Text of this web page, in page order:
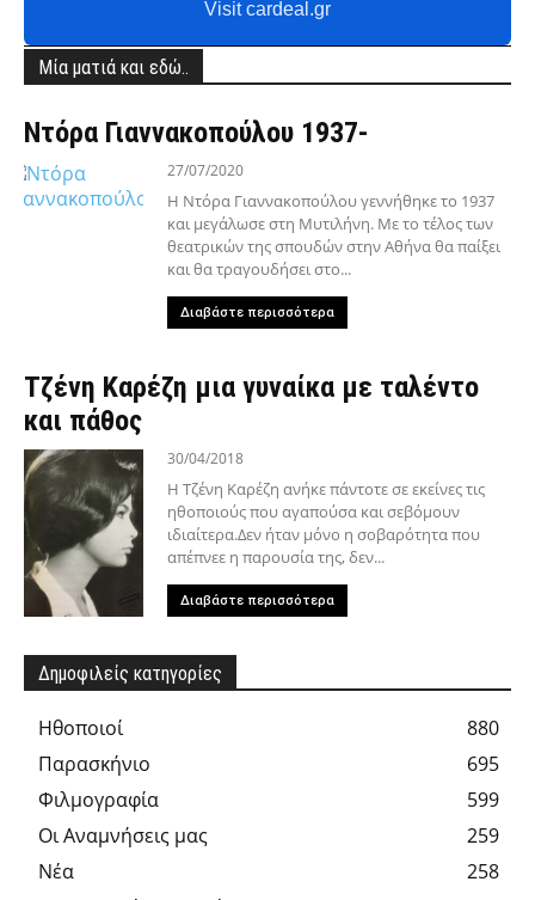
Visit cardeal.gr
Μία ματιά και εδώ..
Nτόρα Γιαννακοπούλου 1937-
27/07/2020
H Nτόρα Γιαννακοπούλου γεννήθηκε το 1937
και μεγάλωσε στη Mυτιλήνη. Mε το τέ­­λος των
θεατρικών της σπουδών στην Aθήνα θα παίξει
και θα τραγουδήσει στο...
Διαβάστε περισσότερα
Τζένη Καρέζη μια γυναίκα με ταλέντο
και πάθος
30/04/2018
Η Τζένη Καρέζη ανήκε πάντοτε σε εκείνες τις
ηθοποιούς που αγαπούσα και σεβόμουν
ιδιαίτερα.Δεν ήταν μόνο η σοβαρότητα που
απέπνεε η παρουσία της, δεν...
Διαβάστε περισσότερα
Δημοφιλείς κατηγορίες
Hθοποιοί
880
Παρασκήνιο
695
Φιλμογραφία
599
Οι Αναμνήσεις μας
259
Νέα
258